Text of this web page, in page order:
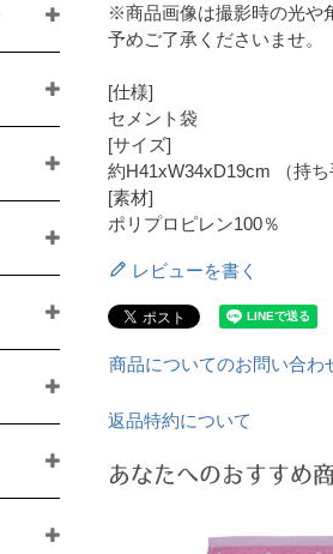
※商品画像は撮影時の光や
予めご了承くださいませ。
[仕様]
セメント袋
[サイズ]
約H41xW34xD19cm （持ち
[素材]
ポリプロピレン100％
レビューを書く
商品についてのお問い合わ
返品特約について
あなたへのおすすめ